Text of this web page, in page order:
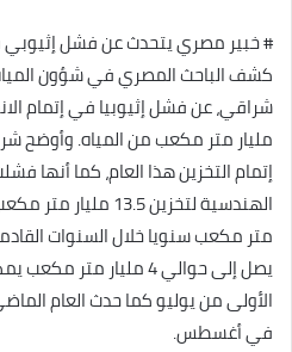
# خبير مصري يتحدث عن فشل
كشف الباحث المصري في شؤون
مليار متر مكعب من المياه. وأوضح
إتمام التخزين هذا العام، كما أنها
متر مكعب سنويا خلال السنوات
يصل إلى حوالي 4 مليار
الأولى من يوليو كما حدث العام
في أغسطس.